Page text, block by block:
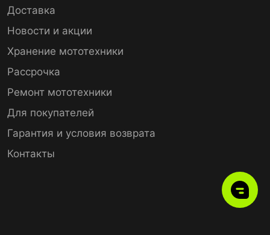
Доставка
Новости и акции
Хранение мототехники
Рассрочка
Ремонт мототехники
Для покупателей
Гарантия и условия возврата
Контакты